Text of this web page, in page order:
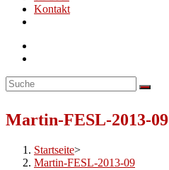
Kontakt
Martin-FESL-2013-09
Startseite>
Martin-FESL-2013-09